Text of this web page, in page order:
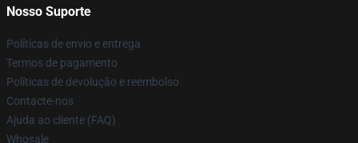
Nosso Suporte
Políticas de envio e entrega
Termos de pagamento
Políticas de devolução e reembolso
Contacte-nos
Ajuda ao cliente (FAQ)
Whosale